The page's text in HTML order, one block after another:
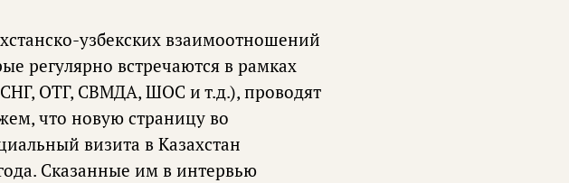
узбекских взаимоотношений
регулярно встречаются в рамках
ОТГ, СВМДА, ШОС и т.д.), проводят
что новую страницу во
визита в Казахстан
Сказанные им в интервью